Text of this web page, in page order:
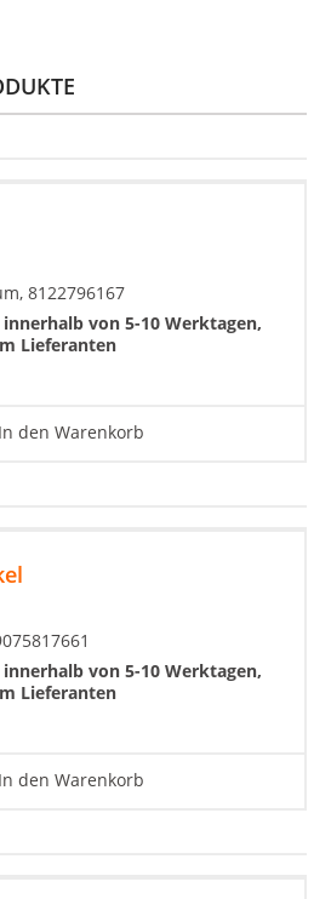
8122796167
von 5-10 Werktagen,
Lieferanten
In den Warenkorb
von 5-10 Werktagen,
Lieferanten
In den Warenkorb